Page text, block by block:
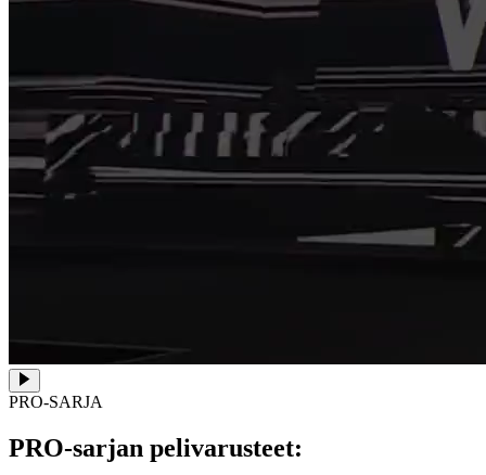
PRO-SARJA
PRO-sarjan pelivarusteet: